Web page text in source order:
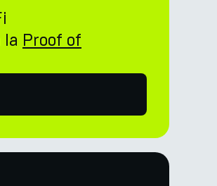
Proof of